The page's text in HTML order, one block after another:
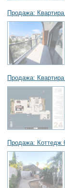
Продажа:
Продажа:
Продажа: Коттедж